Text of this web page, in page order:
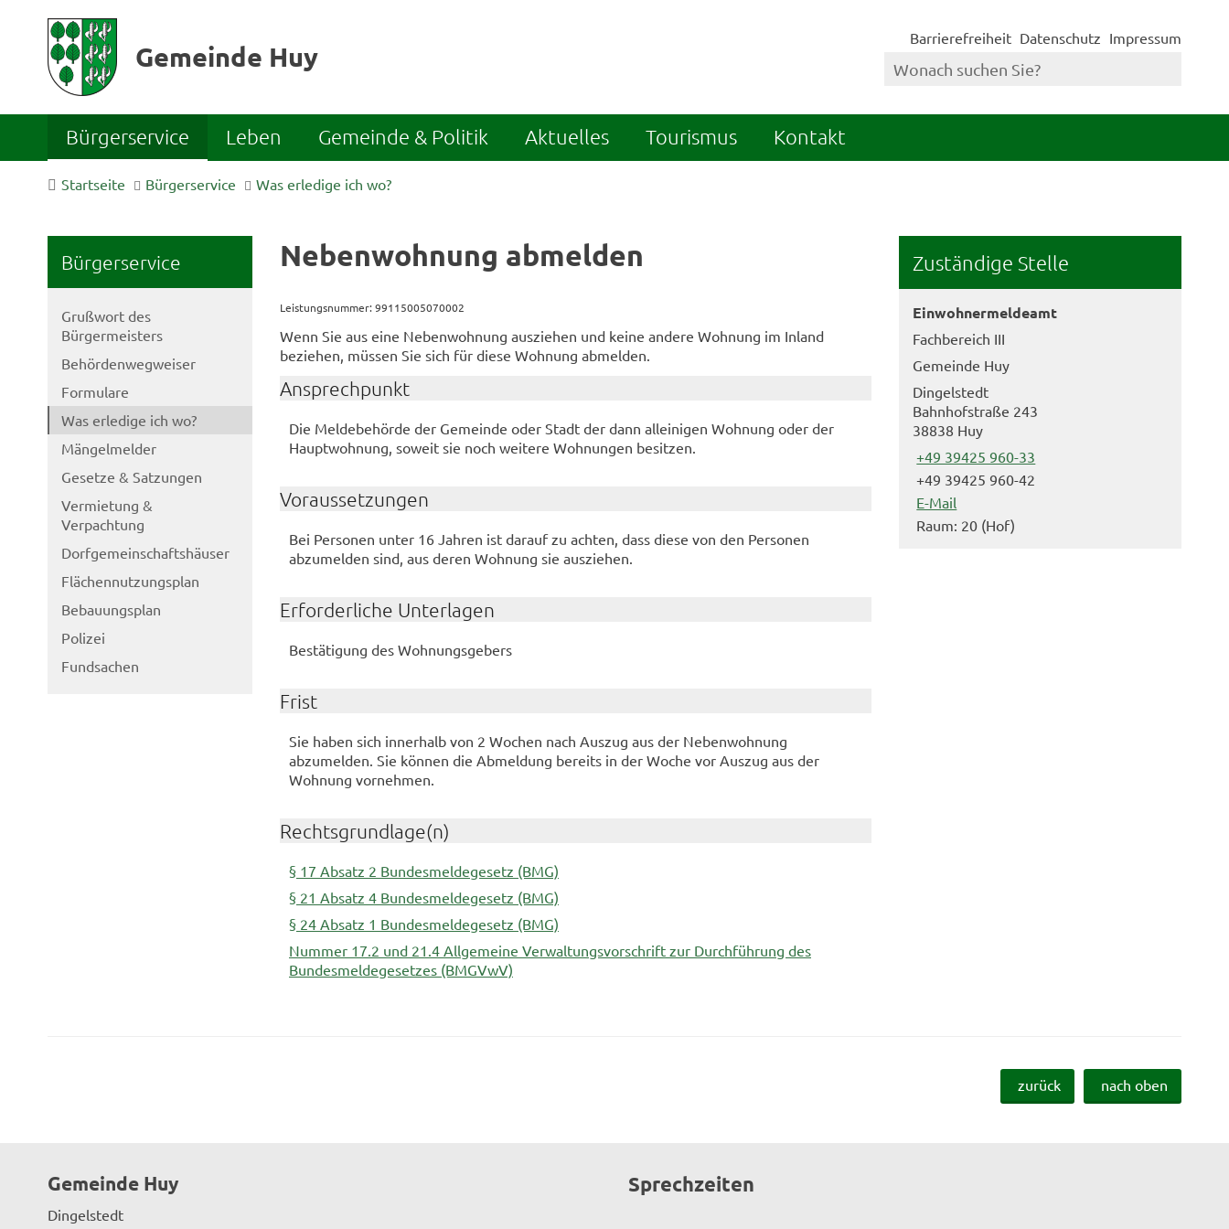
Gemeinde Huy
Barrierefreiheit Datenschutz Impressum
Bürgerservice Leben Gemeinde & Politik Aktuelles Tourismus Kontakt
Startseite Bürgerservice Was erledige ich wo?
Bürgerservice
Grußwort des
Bürgermeisters
Behördenwegweiser
Formulare
Was erledige ich wo?
Mängelmelder
Gesetze & Satzungen
Vermietung &
Verpachtung
Dorfgemeinschaftshäuser
Flächennutzungsplan
Bebauungsplan
Polizei
Fundsachen
Nebenwohnung abmelden
Leistungsnummer: 99115005070002
Wenn Sie aus eine Nebenwohnung ausziehen und keine andere Wohnung im Inland
beziehen, müssen Sie sich für diese Wohnung abmelden.
Ansprechpunkt
Die Meldebehörde der Gemeinde oder Stadt der dann alleinigen Wohnung oder der
Hauptwohnung, soweit sie noch weitere Wohnungen besitzen.
Voraussetzungen
Bei Personen unter 16 Jahren ist darauf zu achten, dass diese von den Personen
abzumelden sind, aus deren Wohnung sie ausziehen.
Erforderliche Unterlagen
Bestätigung des Wohnungsgebers
Frist
Sie haben sich innerhalb von 2 Wochen nach Auszug aus der Nebenwohnung
abzumelden. Sie können die Abmeldung bereits in der Woche vor Auszug aus der
Wohnung vornehmen.
Rechtsgrundlage(n)
§ 17 Absatz 2 Bundesmeldegesetz (BMG)
§ 21 Absatz 4 Bundesmeldegesetz (BMG)
§ 24 Absatz 1 Bundesmeldegesetz (BMG)
Nummer 17.2 und 21.4 Allgemeine Verwaltungsvorschrift zur Durchführung des
Bundesmeldegesetzes (BMGVwV)
Zuständige Stelle
Einwohnermeldeamt
Fachbereich III
Gemeinde Huy
Dingelstedt
Bahnhofstraße 243
38838 Huy
+49 39425 960-33
+49 39425 960-42
E-Mail
Raum: 20 (Hof)
zurück nach oben
Gemeinde Huy
Dingelstedt
Sprechzeiten